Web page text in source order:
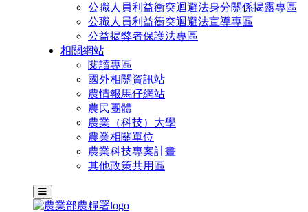
公職人員利益衝突迴避法身分關係揭露專區
公職人員利益衝突迴避法宣導專區
公益揭弊者保護法專區
相關網站
閱讀專區
國外相關資訊站
農情報馬仔網站
農民團體
農業（科技）大學
農業相關單位
農業科技專案計畫
其他政策共用區
主選單